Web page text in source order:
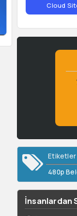
Cloud
Etiketler
480p
İnsanlardan